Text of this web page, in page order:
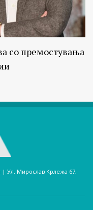
со премостувања
| Ул. Мирослав Крлежа 67,